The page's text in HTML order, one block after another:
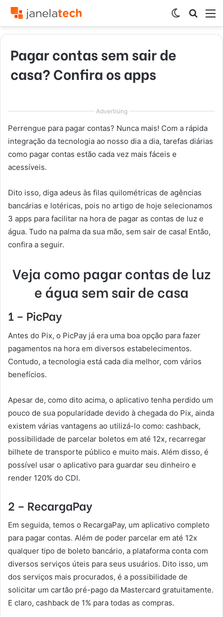
por
Switch
skin
Pagar contas sem sair de
casa? Confira os apps
Advertising
Perrengue para pagar contas? Nunca mais! Com a rápida
integração da tecnologia ao nosso dia a dia, tarefas diárias
como pagar contas estão cada vez mais fáceis e
acessíveis.
Dito isso, diga adeus às filas quilométricas de agências
bancárias e lotéricas, pois no artigo de hoje selecionamos
3 apps para facilitar na hora de pagar as contas de luz e
água. Tudo na palma da sua mão, sem sair de casa! Então,
confira a seguir.
Veja como pagar contas de luz
e água sem sair de casa
1 – PicPay
Antes do Pix, o PicPay já era uma boa opção para fazer
pagamentos na hora em diversos estabelecimentos.
Contudo, a tecnologia está cada dia melhor, com vários
benefícios.
Apesar de, como dito acima, o aplicativo tenha perdido um
pouco de sua popularidade devido à chegada do Pix, ainda
existem várias vantagens ao utilizá-lo como: cashback,
possibilidade de parcelar boletos em até 12x, recarregar
bilhete de transporte público e muito mais. Além disso, é
possível usar o aplicativo para guardar seu dinheiro e
render 120% do CDI.
2 – RecargaPay
Em seguida, temos o RecargaPay, um aplicativo completo
para pagar contas. Além de poder parcelar em até 12x
qualquer tipo de boleto bancário, a plataforma conta com
diversos serviços úteis para seus usuários. Dito isso, um
dos serviços mais procurados, é a possibilidade de
solicitar um cartão pré-pago da Mastercard gratuitamente.
E claro, cashback de 1% para todas as compras.